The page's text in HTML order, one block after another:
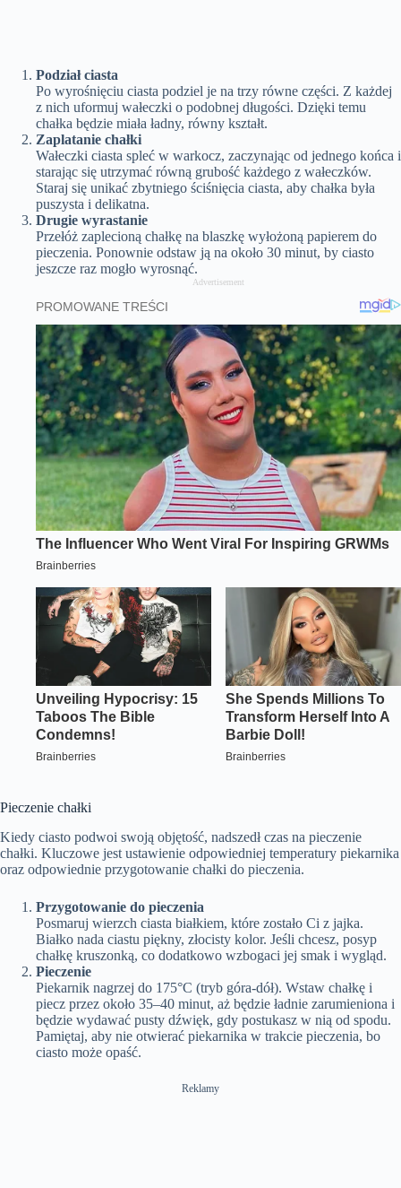
Podział ciasta
Po wyrośnięciu ciasta podziel je na trzy równe części. Z każdej
z nich uformuj wałeczki o podobnej długości. Dzięki temu
chałka będzie miała ładny, równy kształt.
Zaplatanie chałki
Wałeczki ciasta spleć w warkocz, zaczynając od jednego końca i
starając się utrzymać równą grubość każdego z wałeczków.
Staraj się unikać zbytniego ściśnięcia ciasta, aby chałka była
puszysta i delikatna.
Drugie wyrastanie
Przełóż zaplecioną chałkę na blaszkę wyłożoną papierem do
pieczenia. Ponownie odstaw ją na około 30 minut, by ciasto
jeszcze raz mogło wyrosnąć.
Advertisement
Pieczenie chałki
Kiedy ciasto podwoi swoją objętość, nadszedł czas na pieczenie
chałki. Kluczowe jest ustawienie odpowiedniej temperatury piekarnika
oraz odpowiednie przygotowanie chałki do pieczenia.
Przygotowanie do pieczenia
Posmaruj wierzch ciasta białkiem, które zostało Ci z jajka.
Białko nada ciastu piękny, złocisty kolor. Jeśli chcesz, posyp
chałkę kruszonką, co dodatkowo wzbogaci jej smak i wygląd.
Pieczenie
Piekarnik nagrzej do 175°C (tryb góra-dół). Wstaw chałkę i
piecz przez około 35–40 minut, aż będzie ładnie zarumieniona i
będzie wydawać pusty dźwięk, gdy postukasz w nią od spodu.
Pamiętaj, aby nie otwierać piekarnika w trakcie pieczenia, bo
ciasto może opaść.
Reklamy